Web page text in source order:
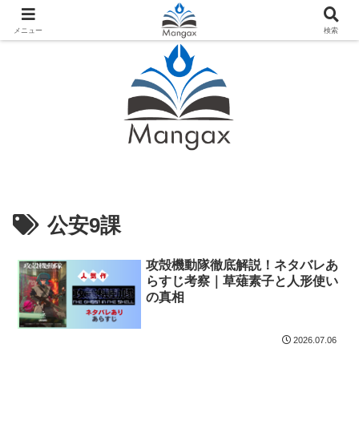
人気おすすめ漫画紹介ならMangax（マンガックス）
公安9課
攻殻機動隊徹底解説！ネタバレあ
らすじ考察｜草薙素子と人形使い
の真相
2026.07.06
メニュー 検索